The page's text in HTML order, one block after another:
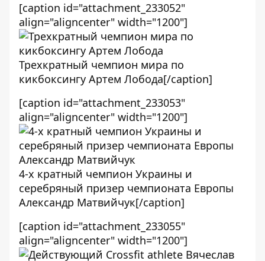
[caption id="attachment_233052"
align="aligncenter" width="1200"]
Трехкратный чемпион мира по
кикбоксингу Артем Лобода[/caption]
[caption id="attachment_233053"
align="aligncenter" width="1200"]
4-х кратный чемпион Украины и
серебряный призер чемпионата Европы
Александр Матвийчук[/caption]
[caption id="attachment_233055"
align="aligncenter" width="1200"]